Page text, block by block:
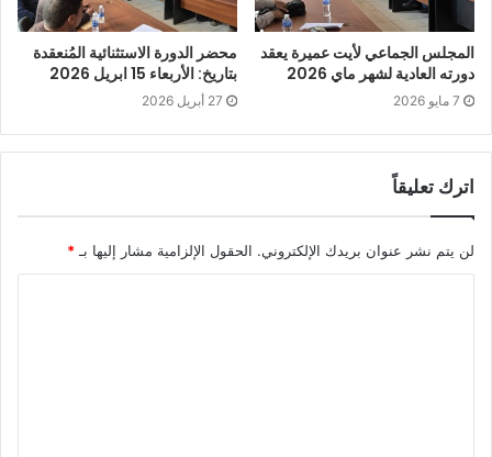
محضردورة اكتوبر 2025
المجلس الجماعي لأيت عميرة يعقد
دورته العادية لشهر ماي 2026
7 مايو 2026
محضر الدورة الاستثنائية المُنعقدة
بتاريخ: الأربعاء 15 ابريل 2026
27 أبريل 2026
اترك تعليقاً
لن يتم نشر عنوان بريدك الإلكتروني. الحقول الإلزامية مشار إليها بـ*